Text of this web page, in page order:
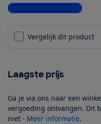
Bekijk alle specificaties
Vergelijk dit product
Laagste prijs
Ga je via ons naar een
vergoeding ontvangen. Dit
niet - Meer informatie.